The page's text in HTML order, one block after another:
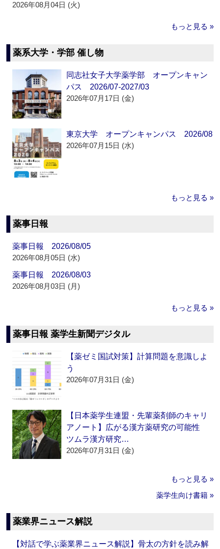
2026年08月04日 (火)
もっと見る »
薬系大学・学部 催し物
同志社女子大学薬学部 オープンキャン
パス 2026/07-2027/03
2026年07月17日 (金)
東京大学 オープンキャンパス 2026/08
2026年07月15日 (水)
もっと見る »
薬事日報
薬事日報 2026/08/05
2026年08月05日 (水)
薬事日報 2026/08/03
2026年08月03日 (月)
もっと見る »
薬事日報 薬学生新聞デジタル
【薬ゼミ国試対策】計算問題を意識しよ
う
2026年07月31日 (金)
【日本薬学生連盟・先輩薬剤師のキャリ
アノート】広がる漢方薬研究の可能性
ツムラ漢方研究…
2026年07月31日 (金)
もっと見る »
薬学生向け書籍 »
薬業界ニュース解説
【対話で学ぶ薬業界ニュース解説】骨太の方針を読み解